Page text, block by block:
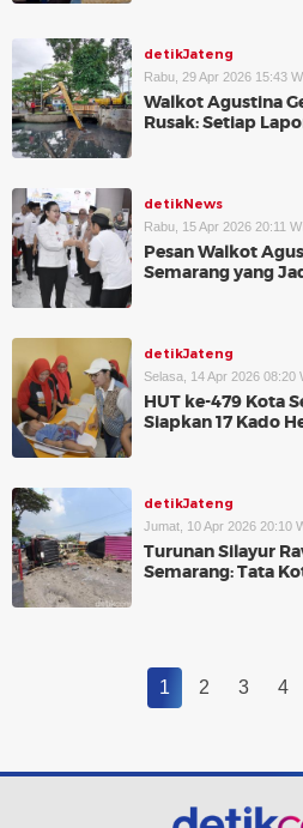
detikJateng
Rabu, 29 Apr 2026 15:43
Walkot Agustina
Rusak: Setiap
detikNews
Rabu, 15 Apr 2026 20:11
Pesan Walkot
Semarang yang
detikJateng
Selasa, 14 Apr 2026 08:20
HUT ke-479 Kota
Siapkan 17 Kado
detikJateng
Jumat, 10 Apr 2026 20:10
Turunan Silayur
Semarang: Tata
1 2 3 4